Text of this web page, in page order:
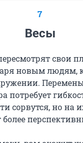
7
Весы
свои
новым людям,
потребует
сорвутся, но на